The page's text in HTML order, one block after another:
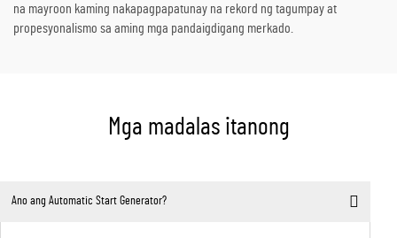
na mayroon kaming nakapagpapatunay na rekord ng tagumpay at
propesyonalismo sa aming mga pandaigdigang merkado.
Mga madalas itanong
Ano ang Automatic Start Generator?